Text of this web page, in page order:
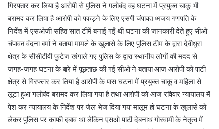
गिरफ्तार कर लिया है आरोपी से पुलिस ने गलोबंद वह घटना में प्रयुक्त चाकू भी
बरामद कर लिया है आरोपी को पकड़ने के लिए एसपी चंपावत अजय गणपति के
निर्देश में एसओजी सहित सात टीमें बनाई गईं थीं घटना की जानकारी देते हुए सीओ
चंपावत वंदना बर्मा ने बताया मामले के खुलासे के लिए पुलिस टीम के द्वारा देवीधुरा
क्षेत्र के सीसीटीवी फुटेज खंगाले गए पुलिस के द्वारा स्थानीय लोगों की मदद से
जगह-जगह घटना के बारे में पूछताछ की गई सीओ ने बताया आज आरोपी को पाटी
क्षेत्र से गिरफ्तार कर लिया है आरोपी के पास घटना में प्रयुक्त चाकू व महिला से
लूटा हुआ गलोबंद बरामद कर लिया गया है तथा आरोपी को आज रविवार न्यायालय में
पेश कर न्यायालय के निर्देश पर जेल भेज दिया गया मालूम हो घटना के खुलासे को
लेकर पुलिस पर काफी दबाव था लेकिन एसओ पाटी देबनाथ गोस्वामी के नेतृत्व में